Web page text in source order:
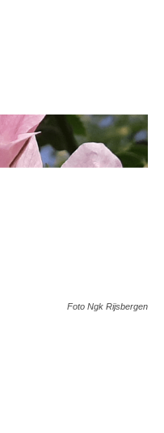
Foto Ngk Rijsbergen